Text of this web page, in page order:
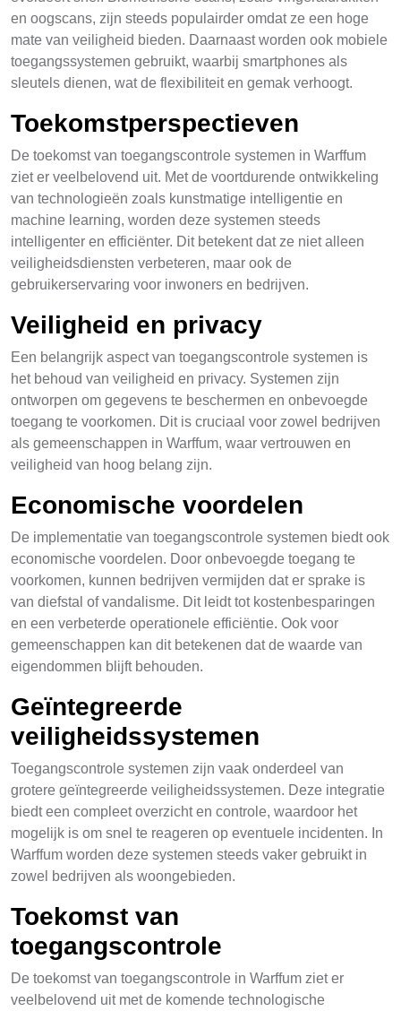
en oogscans, zijn steeds populairder omdat ze een hoge
mate van veiligheid bieden. Daarnaast worden ook mobiele
toegangssystemen gebruikt, waarbij smartphones als
sleutels dienen, wat de flexibiliteit en gemak verhoogt.
Toekomstperspectieven
De toekomst van toegangscontrole systemen in Warffum
ziet er veelbelovend uit. Met de voortdurende ontwikkeling
van technologieën zoals kunstmatige intelligentie en
machine learning, worden deze systemen steeds
intelligenter en efficiënter. Dit betekent dat ze niet alleen
veiligheidsdiensten verbeteren, maar ook de
gebruikerservaring voor inwoners en bedrijven.
Veiligheid en privacy
Een belangrijk aspect van toegangscontrole systemen is
het behoud van veiligheid en privacy. Systemen zijn
ontworpen om gegevens te beschermen en onbevoegde
toegang te voorkomen. Dit is cruciaal voor zowel bedrijven
als gemeenschappen in Warffum, waar vertrouwen en
veiligheid van hoog belang zijn.
Economische voordelen
De implementatie van toegangscontrole systemen biedt ook
economische voordelen. Door onbevoegde toegang te
voorkomen, kunnen bedrijven vermijden dat er sprake is
van diefstal of vandalisme. Dit leidt tot kostenbesparingen
en een verbeterde operationele efficiëntie. Ook voor
gemeenschappen kan dit betekenen dat de waarde van
eigendommen blijft behouden.
Geïntegreerde
veiligheidssystemen
Toegangscontrole systemen zijn vaak onderdeel van
grotere geïntegreerde veiligheidssystemen. Deze integratie
biedt een compleet overzicht en controle, waardoor het
mogelijk is om snel te reageren op eventuele incidenten. In
Warffum worden deze systemen steeds vaker gebruikt in
zowel bedrijven als woongebieden.
Toekomst van
toegangscontrole
De toekomst van toegangscontrole in Warffum ziet er
veelbelovend uit met de komende technologische